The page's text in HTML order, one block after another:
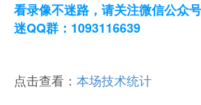
看录像不迷路，请关注微信公众
迷QQ群：1093116639
点击查看： 本场技术统计